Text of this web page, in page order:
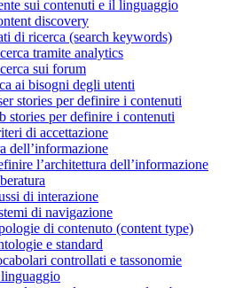
sui contenuti e il linguaggio
discovery
di ricerca (search keywords)
tramite analytics
sui forum
ai bisogni degli utenti
stories per definire i contenuti
stories per definire i contenuti
di accettazione
dell’informazione
l’architettura dell’informazione
di interazione
di navigazione
di contenuto (content type)
e standard
controllati e tassonomie